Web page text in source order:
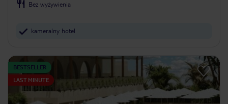
Bez wyżywienia
kameralny hotel
BESTSELLER
LAST MINUTE